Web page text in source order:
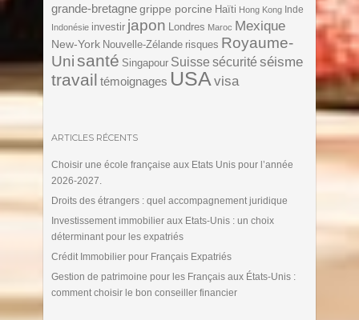
grande-bretagne grippe porcine Haïti Hong Kong Inde
Indonésie investir japon Londres Maroc Mexique
New-York Nouvelle-Zélande risques Royaume-
Unisanté Singapour Suisse sécurité séisme
travail témoignages USA visa
ARTICLES RÉCENTS
Choisir une école française aux Etats Unis pour l’année
2026-2027.
Droits des étrangers : quel accompagnement juridique
Investissement immobilier aux Etats-Unis : un choix
déterminant pour les expatriés
Crédit Immobilier pour Français Expatriés
Gestion de patrimoine pour les Français aux États-Unis :
comment choisir le bon conseiller financier